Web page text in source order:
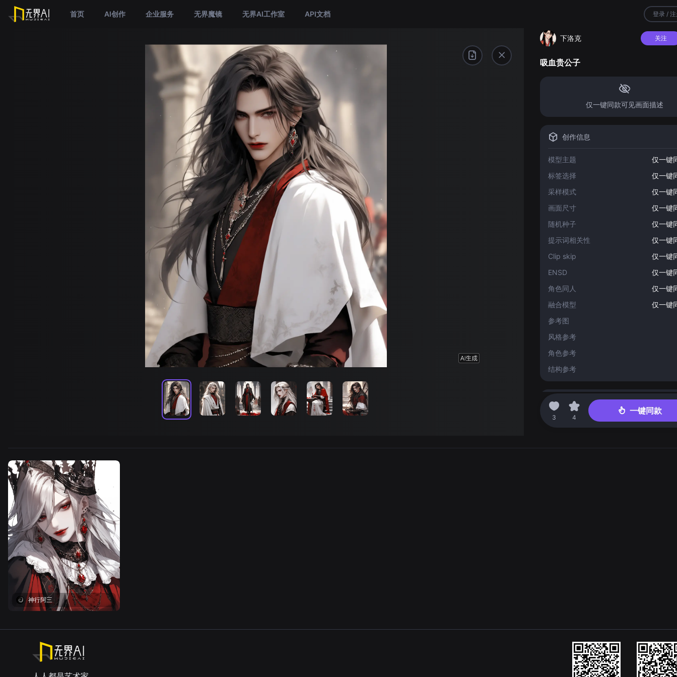
首页 AI创作 企业服务 无界魔镜 无界AI工作室 API文档 登录 /
下洛克 关注
吸血贵公子
仅一键同款可见画面描述
创作信息
模型主题
仅一键
标签选择
仅一键
采样模式
仅一键
画面尺寸
仅一键
随机种子
仅一键
提示词相关性
仅一键
Clip skip
仅一键
ENSD
仅一键
角色同人
仅一键
融合模型
仅一键
参考图
风格参考
角色参考
结构参考
精绘
精绘倍数
仅一键
3 4
一键同款
神行阿三